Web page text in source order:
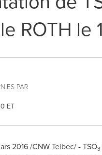
ROTH le
PAR
ET
2016 /CNW Telbec/ - TSO3